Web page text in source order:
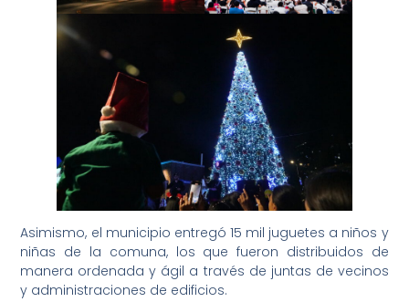
Asimismo, el municipio entregó 15 mil juguetes a niños y
niñas de la comuna, los que fueron distribuidos de
manera ordenada y ágil a través de juntas de vecinos
y administraciones de edificios.